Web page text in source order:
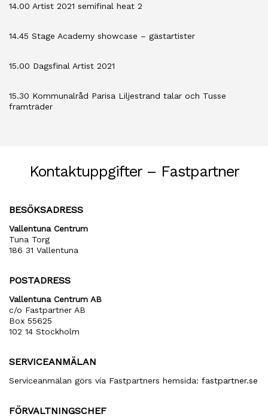
14.00 Artist 2021 semifinal heat 2
14.45 Stage Academy showcase – gästartister
15.00 Dagsfinal Artist 2021
15.30 Kommunalråd Parisa Liljestrand talar och Tusse
framträder
Kontaktuppgifter – Fastpartner
BESÖKSADRESS
Vallentuna Centrum
Tuna Torg
186 31 Vallentuna
POSTADRESS
Vallentuna Centrum AB
c/o Fastpartner AB
Box 55625
102 14 Stockholm
SERVICEANMÄLAN
Serviceanmälan görs via Fastpartners hemsida: fastpartner.se
FÖRVALTNINGSCHEF